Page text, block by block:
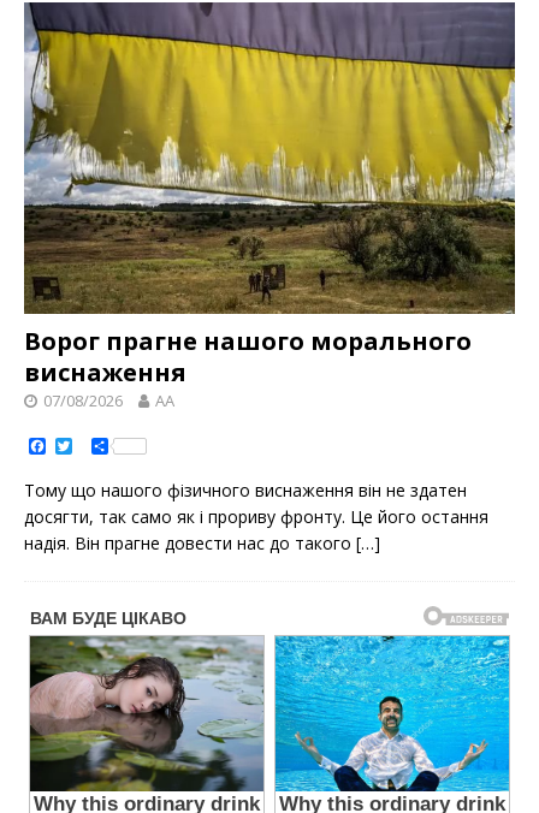
Ворог прагне нашого морального
виснаження
07/08/2026 AA
a
e
b
o
o
t
t
e
r
S
h
r
e
Тому що нашого фізичного виснаження він не здатен
досягти, так само як і прориву фронту. Це його остання
надія. Він прагне довести нас до такого […]